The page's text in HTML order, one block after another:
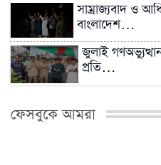
সাম্রাজ্যবাদ ও
বাংলাদেশ…
জুলাই
প্রতি…
নজরদারি…
ফেসবুকে আমরা